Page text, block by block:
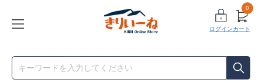
ログイン
0
カート